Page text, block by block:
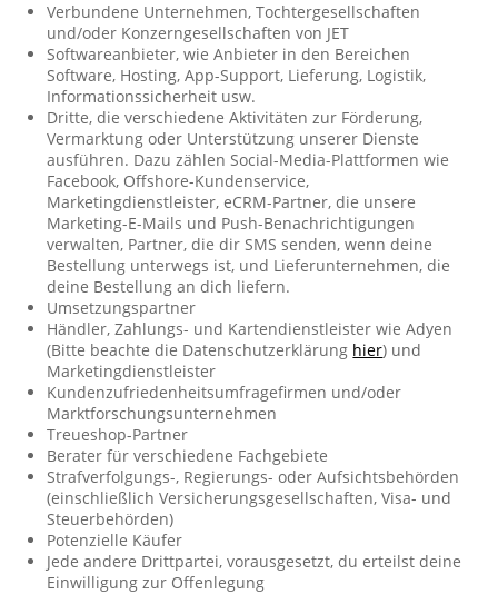
Verbundene Unternehmen, Tochtergesellschaften
und/oder Konzerngesellschaften von JET
Softwareanbieter, wie Anbieter in den Bereichen
Software, Hosting, App-Support, Lieferung, Logistik,
Informationssicherheit usw.
Dritte, die verschiedene Aktivitäten zur Förderung,
Vermarktung oder Unterstützung unserer Dienste
ausführen. Dazu zählen Social-Media-Plattformen wie
Facebook, Offshore-Kundenservice,
Marketingdienstleister, eCRM-Partner, die unsere
Marketing-E-Mails und Push-Benachrichtigungen
verwalten, Partner, die dir SMS senden, wenn deine
Bestellung unterwegs ist, und Lieferunternehmen, die
deine Bestellung an dich liefern.
Umsetzungspartner
Händler, Zahlungs- und Kartendienstleister wie Adyen
(Bitte beachte die Datenschutzerklärung hier) und
Marketingdienstleister
Kundenzufriedenheitsumfragefirmen und/oder
Marktforschungsunternehmen
Treueshop-Partner
Berater für verschiedene Fachgebiete
Strafverfolgungs-, Regierungs- oder Aufsichtsbehörden
(einschließlich Versicherungsgesellschaften, Visa- und
Steuerbehörden)
Potenzielle Käufer
Jede andere Drittpartei, vorausgesetzt, du erteilst deine
Einwilligung zur Offenlegung